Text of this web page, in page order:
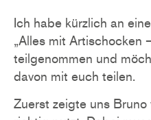
Ich habe kürzlich an
„Alles mit Artischocken
teilgenommen und
davon mit euch teilen.
Zuerst zeigte uns